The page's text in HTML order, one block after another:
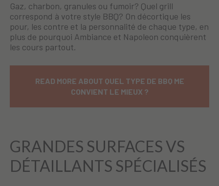
Gaz, charbon, granules ou fumoir? Quel grill
correspond à votre style BBQ? On décortique les
pour, les contre et la personnalité de chaque type, en
plus de pourquoi Ambiance et Napoleon conquièrent
les cours partout.
READ MORE ABOUT QUEL TYPE DE BBQ ME
CONVIENT LE MIEUX ?
GRANDES SURFACES VS
DÉTAILLANTS SPÉCIALISÉS